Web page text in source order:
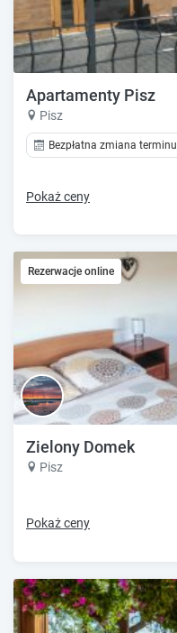
Apartamenty Pisz
Pisz
Bezpłatna zmiana terminu
Pokaż ceny
Rezerwacje online
Zielony Domek
Pisz
Pokaż ceny